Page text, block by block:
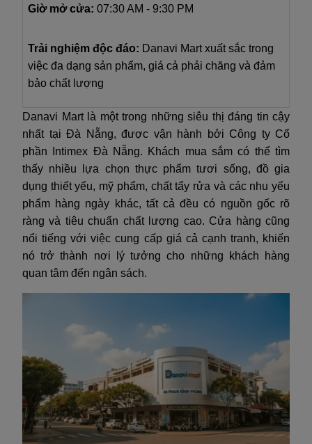
Giờ mở cửa: 07:30 AM - 9:30 PM
Trải nghiệm độc đáo: Danavi Mart xuất sắc trong
việc đa dạng sản phẩm, giá cả phải chăng và đảm
bảo chất lượng
Danavi Mart là một trong những siêu thị đáng tin cậy
nhất tại Đà Nẵng, được vận hành bởi Công ty Cổ
phần Intimex Đà Nẵng. Khách mua sắm có thể tìm
thấy nhiều lựa chọn thực phẩm tươi sống, đồ gia
dụng thiết yếu, mỹ phẩm, chất tẩy rửa và các nhu yếu
phẩm hàng ngày khác, tất cả đều có nguồn gốc rõ
ràng và tiêu chuẩn chất lượng cao. Cửa hàng cũng
nổi tiếng với việc cung cấp giá cả cạnh tranh, khiến
nó trở thành nơi lý tưởng cho những khách hàng
quan tâm đến ngân sách.